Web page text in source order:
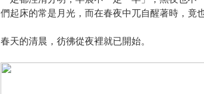
們起床的常是月光，而在春夜中兀自醒著時，竟
春天的清晨，彷彿從夜裡就已開始。